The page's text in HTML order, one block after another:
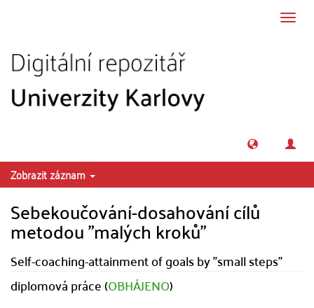
Zobrazit záznam
Sebekoučování-dosahování cílů
metodou "malých kroků"
Self-coaching-attainment of goals by "small steps"
diplomová práce (OBHÁJENO)